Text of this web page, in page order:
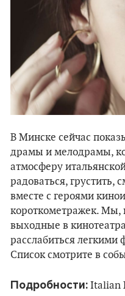
В Минске сейчас
драмы и мелодрамы,
атмосферу
радоваться, грустить,
вместе с героями
короткометражек. Мы,
выходные в
расслабиться легкими
Список смотрите в
Подробности: Italian